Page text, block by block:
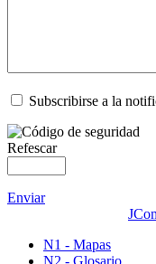
Subscribirse a la
Refescar
Enviar
N1 - Mapas
N2 - Glosario